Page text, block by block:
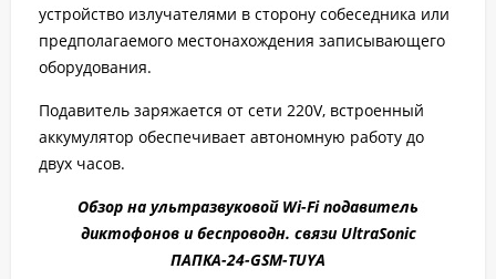
устройство излучателями в сторону собеседника или
предполагаемого местонахождения записывающего
оборудования.
Подавитель заряжается от сети 220V, встроенный
аккумулятор обеспечивает автономную работу до
двух часов.
Обзор на ультразвуковой Wi-Fi подавитель
диктофонов и беспроводн. связи UltraSonic
ПАПКА-24-GSM-TUYA